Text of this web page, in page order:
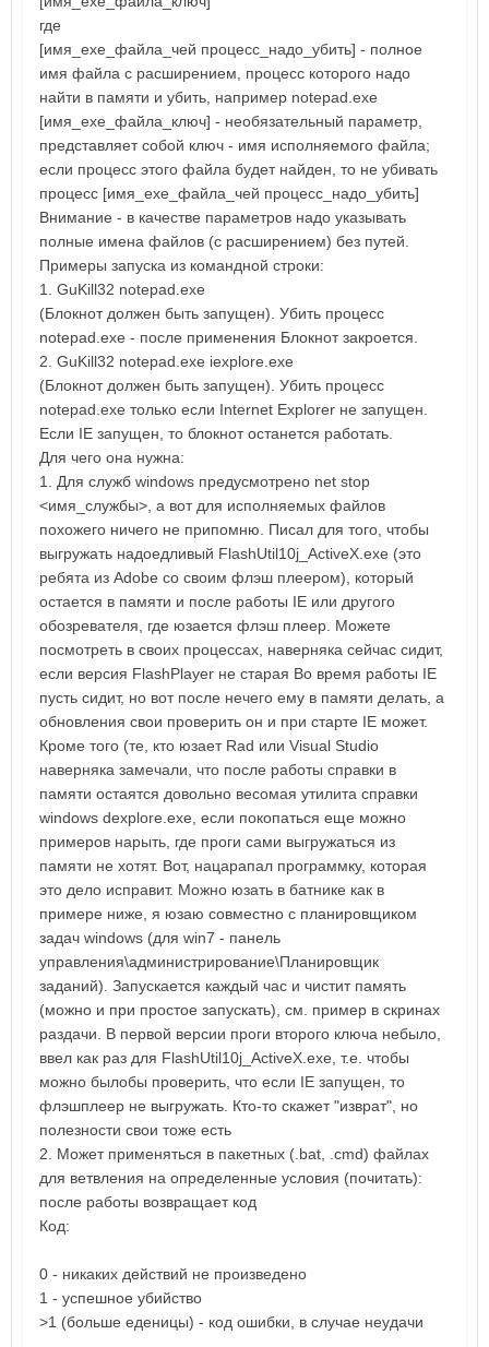
где
[имя_exe_файла_чей процесс_надо_убить] - полное
имя файла с расширением, процесс которого надо
найти в памяти и убить, например notepad.exe
[имя_exe_файла_ключ] - необязательный параметр,
представляет собой ключ - имя исполняемого файла;
если процесс этого файла будет найден, то не убивать
процесс [имя_exe_файла_чей процесс_надо_убить]
Внимание - в качестве параметров надо указывать
полные имена файлов (с расширением) без путей.
Примеры запуска из командной строки:
1. GuKill32 notepad.exe
(Блокнот должен быть запущен). Убить процесс
notepad.exe - после применения Блокнот закроется.
2. GuKill32 notepad.exe iexplore.exe
(Блокнот должен быть запущен). Убить процесс
notepad.exe только если Internet Explorer не запущен.
Если IE запущен, то блокнот останется работать.
Для чего она нужна:
1. Для служб windows предусмотрено net stop
<имя_службы>, а вот для исполняемых файлов
похожего ничего не припомню. Писал для того, чтобы
выгружать надоедливый FlashUtil10j_ActiveX.exe (это
ребята из Adobe со своим флэш плеером), который
остается в памяти и после работы IE или другого
обозревателя, где юзается флэш плеер. Можете
посмотреть в своих процессах, наверняка сейчас сидит,
если версия FlashPlayer не старая Во время работы IE
пусть сидит, но вот после нечего ему в памяти делать, а
обновления свои проверить он и при старте IE может.
Кроме того (те, кто юзает Rad или Visual Studio
наверняка замечали, что после работы справки в
памяти остаятся довольно весомая утилита справки
windows dexplore.exe, если покопаться еще можно
примеров нарыть, где проги сами выгружаться из
памяти не хотят. Вот, нацарапал программку, которая
это дело исправит. Можно юзать в батнике как в
примере ниже, я юзаю совместно с планировщиком
задач windows (для win7 - панель
управления\администрирование\Планировщик
заданий). Запускается каждый час и чистит память
(можно и при простое запускать), см. пример в скринах
раздачи. В первой версии проги второго ключа небыло,
ввел как раз для FlashUtil10j_ActiveX.exe, т.е. чтобы
можно былобы проверить, что если IE запущен, то
флэшплеер не выгружать. Кто-то скажет "изврат", но
полезности свои тоже есть
2. Может применяться в пакетных (.bat, .cmd) файлах
для ветвления на определенные условия (почитать):
после работы возвращает код
Код:
0 - никаких действий не произведено
1 - успешное убийство
>1 (больше еденицы) - код ошибки, в случае неудачи